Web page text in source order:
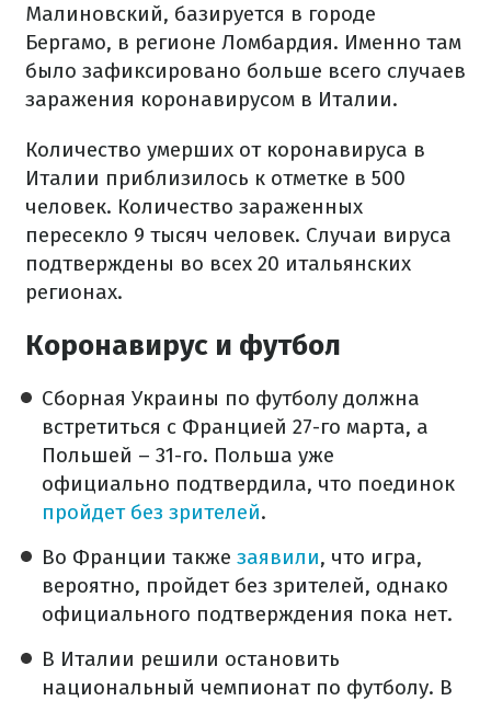
Малиновский, базируется в городе
Бергамо, в регионе Ломбардия. Именно там
было зафиксировано больше всего случаев
заражения коронавирусом в Италии.
Количество умерших от коронавируса в
Италии приблизилось к отметке в 500
человек. Количество зараженных
пересекло 9 тысяч человек. Случаи вируса
подтверждены во всех 20 итальянских
регионах.
Коронавирус и футбол
Сборная Украины по футболу должна
встретиться с Францией 27-го марта, а
Польшей – 31-го. Польша уже
официально подтвердила, что поединок
пройдет без зрителей.
Во Франции также заявили, что игра,
вероятно, пройдет без зрителей, однако
официального подтверждения пока нет.
В Италии решили остановить
национальный чемпионат по футболу. В